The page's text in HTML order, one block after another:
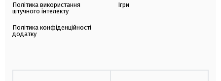
Політика використання
штучного інтелекту
Політика конфіденційності
додатку
Ігри